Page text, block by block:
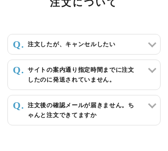
注文について
注文したが、キャンセルしたい
サイトの案内通り指定時間までに注文
したのに発送されていません。
注文後の確認メールが届きません。ち
ゃんと注文できてますか